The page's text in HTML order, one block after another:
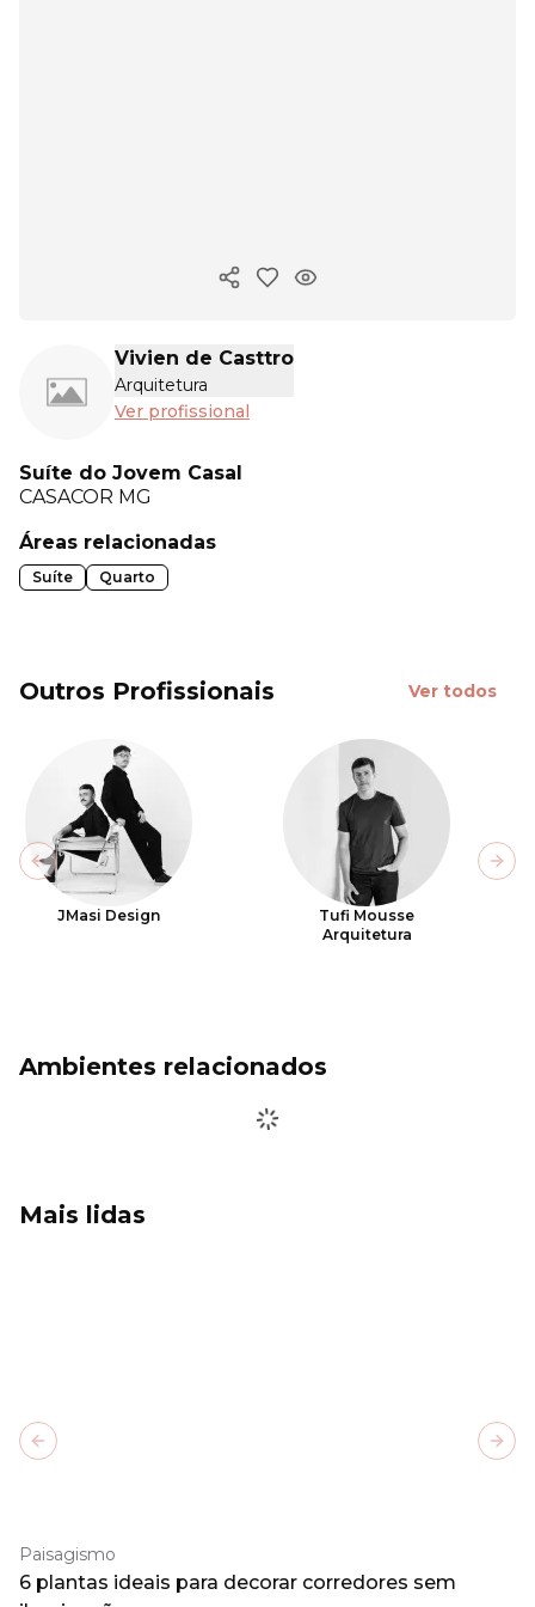
Copiar link
Vivien de Casttro
Arquitetura
Ver profissional
Suíte do Jovem Casal
CASACOR MG
Áreas relacionadas
Suíte Quarto
Outros Profissionais Ver todos
JMasi Design
Tufi Mousse
Arquitetura
Previous slide
Ambientes relacionados
Mais lidas
Paisagismo
6 plantas ideais para decorar corredores sem
Previous slide